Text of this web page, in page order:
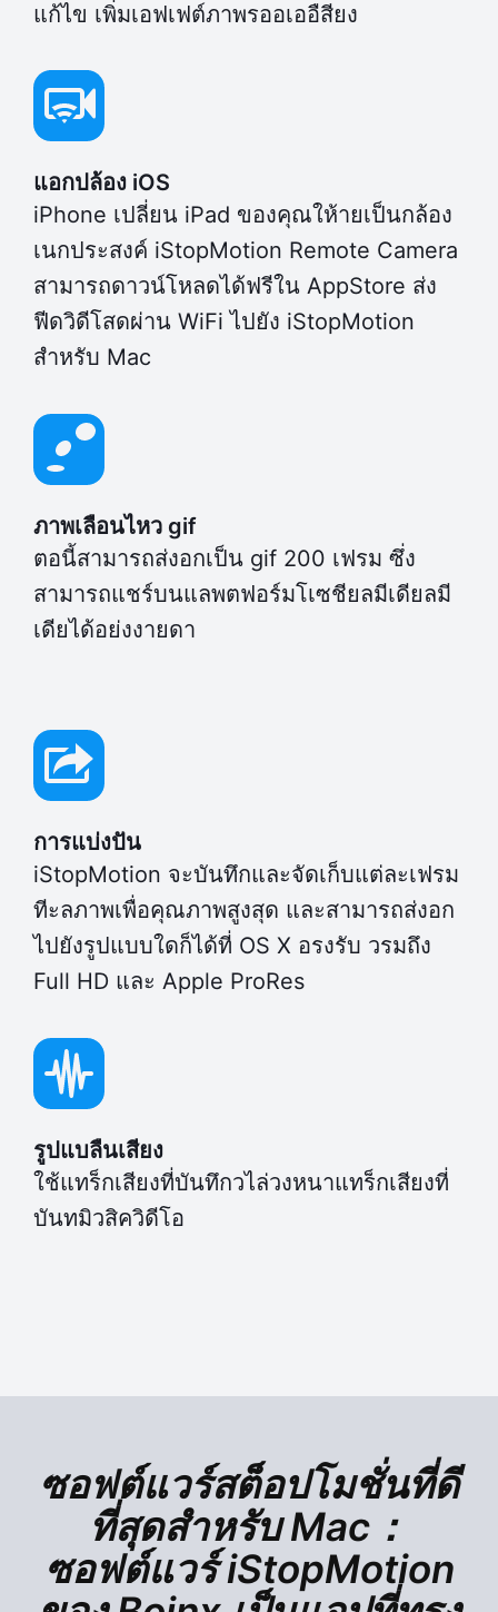
แก้ไข เพิ่มเอฟเฟต์ภาพรออเออืสียง
แอกปล้อง iOS
iPhone เปลี่ยน iPad ของคุณให้ายเป็นกล้อง
เนกประสงค์ iStopMotion Remote Camera
สามารถดาวน์โหลดได้ฟรีใน AppStore ส่ง
ฟีดวิดีโสดผ่าน WiFi ไปยัง iStopMotion
สำหรับ Mac
ภาพเลือนไหว gif
ตอนี้สามารถส่งอกเป็น gif 200 เฟรม ซึ่ง
สามารถแชร์บนแลพตฟอร์มโเซชียลมีเดียลมี
เดียได้อย่งงายดา
การแบ่งปัน
iStopMotion จะบันทึกและจัดเก็บแต่ละเฟรม
ทีะลภาพเพื่อคุณภาพสูงสุด และสามารถส่งอก
ไปยังรูปแบบใดก็ได้ที่ OS X อรงรับ วรมถึง
Full HD และ Apple ProRes
รูปแบลืนเสียง
ใช้แทร็กเสียงที่บันทึกวไล่วงหนาแทร็กเสียงที่
บันทมิวสิควิดีโอ
ซอฟต์แวร์สต็อปโมชั่นที่ดี
ที่สุดสำหรับ Mac：
ซอฟต์แวร์ iStopMotion